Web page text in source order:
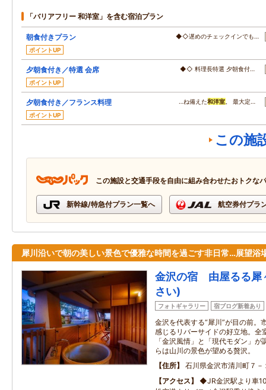
「バリアフリー 和洋室」を含む宿泊プラン
朝食付きプラン
ポイントUP
◆◇遅めのチェックインでも…
夕朝食付き／特選 会席
ポイントUP
◆◇ 料理長特選 夕朝食付…
夕朝食付き／フランス料理
ポイントUP
…ね備えた和洋室 。 最大定…
この施
この施設と交通手段を自由に組み合わせたおトクな
新幹線/特急付プラン一覧へ 航空券付プラ
犀川沿いで朝の美しい景色で優雅な時間を過ごす非日常…展望浴
金沢の宿 由屋るる犀
さい)
フォトギャラリー 宿ブログ新着あり
金沢を代表する“犀川”が目の前。
感じるリバーサイドの好立地。全
「金沢風情」と「現代モダン」
らは山川の景色が望める贅沢。
住所
石川県金沢市清川町７－
アクセス
◆JR金沢駅より車